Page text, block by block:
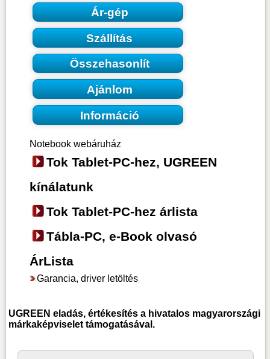
Ár-gép
Szállítás
Összehasonlít
Ajánlom
Információ
Notebook webáruház
Tok Tablet-PC-hez, UGREEN
kínálatunk
Tok Tablet-PC-hez árlista
Tábla-PC, e-Book olvasó
ÁrLista
Garancia, driver letöltés
UGREEN eladás, értékesítés a hivatalos magyarországi
márkaképviselet támogatásával.